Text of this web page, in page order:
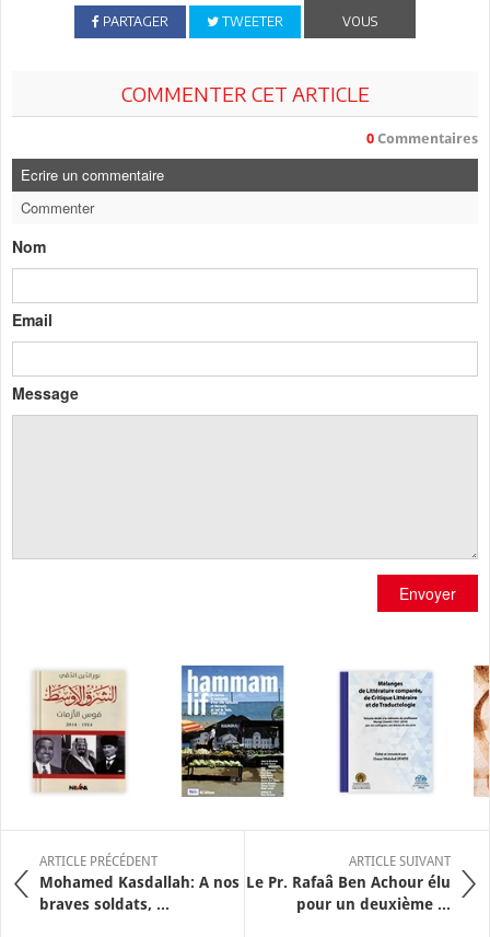
PARTAGER TWEETER
VOUS
COMMENTER CET ARTICLE
0 Commentaires
Ecrire un commentaire
Commenter
Nom
Email
Message
Envoyer
ARTICLE PRÉCÉDENT
Mohamed Kasdallah: A nos
braves soldats, ...
ARTICLE SUIVANT
Le Pr. Rafaâ Ben Achour élu
pour un deuxième ...